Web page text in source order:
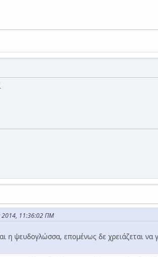
2014, 11:36:02 ΠΜ
η ψευδογλώσσα, επομένως δε χρειάζεται να